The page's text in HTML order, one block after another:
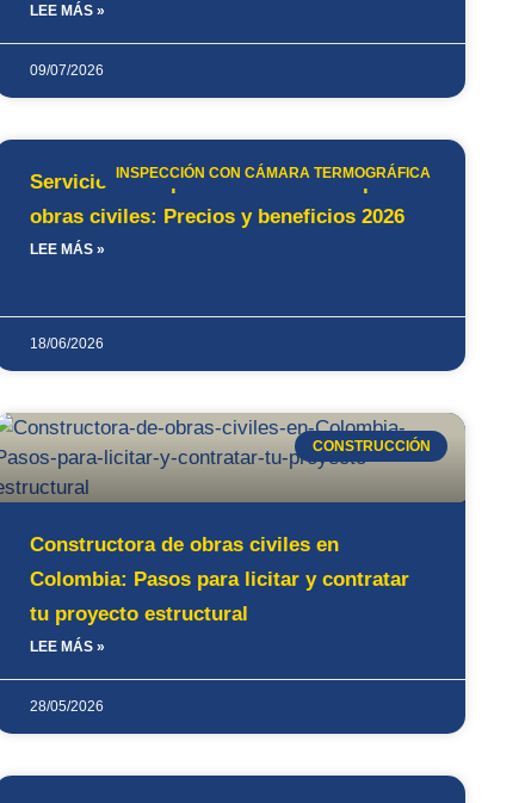
LEE MÁS »
09/07/2026
INSPECCIÓN CON CÁMARA TERMOGRÁFICA
Servicio de inspección con drones para
obras civiles: Precios y beneficios 2026
LEE MÁS »
18/06/2026
CONSTRUCCIÓN
Constructora de obras civiles en
Colombia: Pasos para licitar y contratar
tu proyecto estructural
LEE MÁS »
28/05/2026